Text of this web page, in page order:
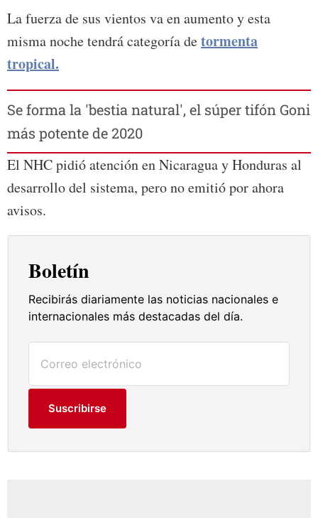
La fuerza de sus vientos va en aumento y esta
misma noche tendrá categoría detormenta
tropical.
Se forma la 'bestia natural', el súper tifón Goni
más potente de 2020
El NHC pidió atención en Nicaragua y Honduras al
desarrollo del sistema, pero no emitió por ahora
avisos.
Boletín
Recibirás diariamente las noticias nacionales e
internacionales más destacadas del día.
Suscribirse